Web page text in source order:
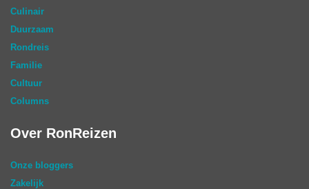
Culinair
Duurzaam
Rondreis
Familie
Cultuur
Columns
Over RonReizen
Onze bloggers
Zakelijk